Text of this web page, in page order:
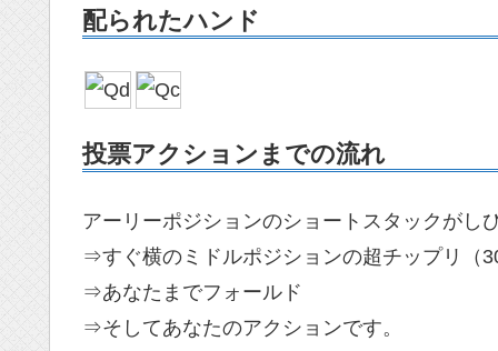
配られたハンド
投票アクションまでの流れ
アーリーポジションのショートスタックがし
⇒すぐ横のミドルポジションの超チップリ（
⇒あなたまでフォールド
⇒そしてあなたのアクションです。